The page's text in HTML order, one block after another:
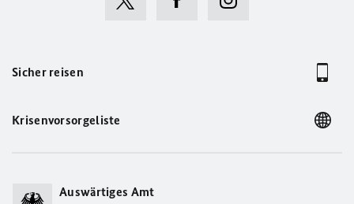
Sicher reisen
Krisenvorsorgeliste
Auswärtiges Amt